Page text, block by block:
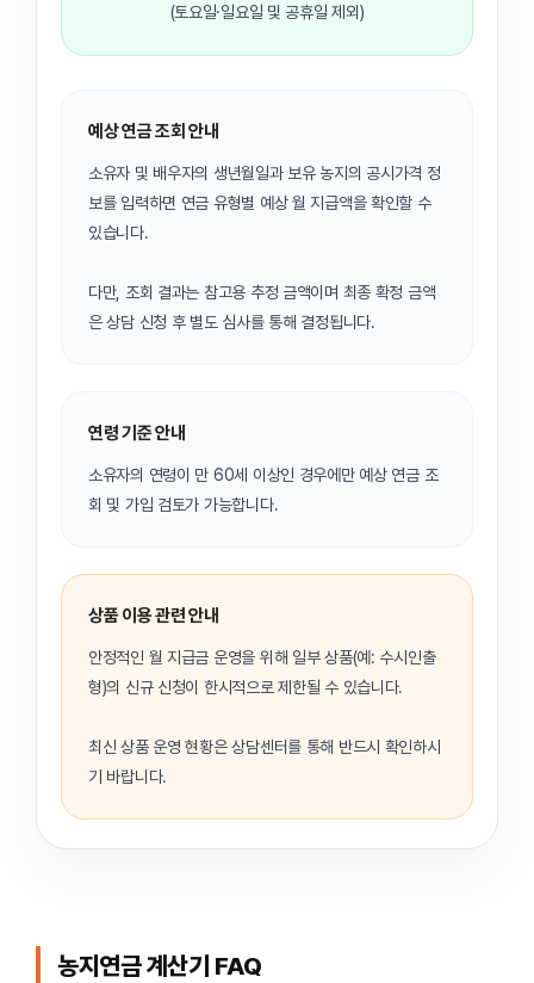
(토요일·일요일 및 공휴일 제외)
예상 연금 조회 안내
소유자 및 배우자의 생년월일과 보유 농지의 공시가격 정
보를 입력하면 연금 유형별 예상 월 지급액을 확인할 수
있습니다.
다만, 조회 결과는 참고용 추정 금액이며 최종 확정 금액
은 상담 신청 후 별도 심사를 통해 결정됩니다.
연령 기준 안내
소유자의 연령이 만 60세 이상인 경우에만 예상 연금 조
회 및 가입 검토가 가능합니다.
상품 이용 관련 안내
안정적인 월 지급금 운영을 위해 일부 상품(예: 수시인출
형)의 신규 신청이 한시적으로 제한될 수 있습니다.
최신 상품 운영 현황은 상담센터를 통해 반드시 확인하시
기 바랍니다.
농지연금 계산기 FAQ